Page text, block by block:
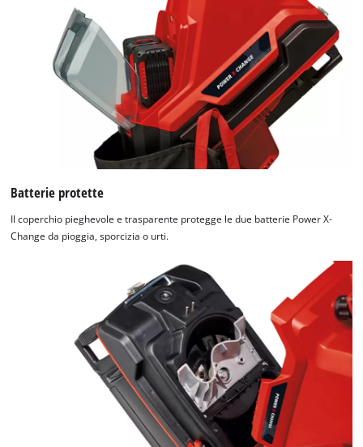
Batterie protette
Il coperchio pieghevole e trasparente protegge le due batterie Power X-
Change da pioggia, sporcizia o urti.